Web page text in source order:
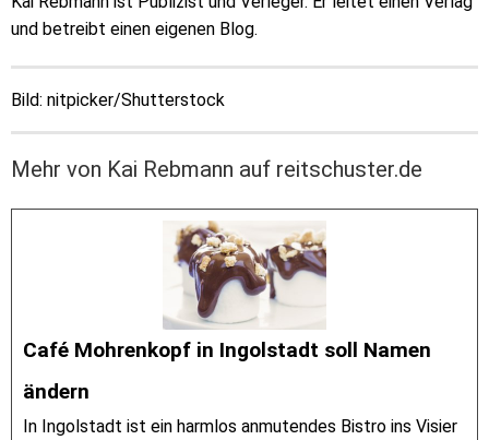
und betreibt einen eigenen Blog.
Bild: nitpicker/Shutterstock
Mehr von Kai Rebmann auf reitschuster.de
Café Mohrenkopf in Ingolstadt soll Namen
ändern
In Ingolstadt ist ein harmlos anmutendes Bistro ins Visier